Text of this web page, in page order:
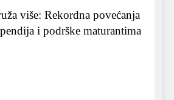
više: Rekordna povećanja
i podrške maturantima